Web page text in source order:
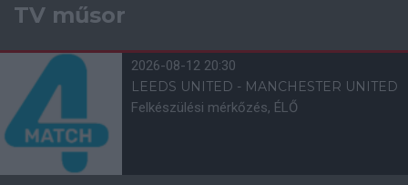
TV műsor
2026-08-12 20:30
LEEDS UNITED - MANCHESTER UNITED
Felkészülési mérkőzés, ÉLŐ